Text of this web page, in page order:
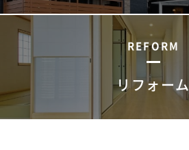
REFORM
リフォーム